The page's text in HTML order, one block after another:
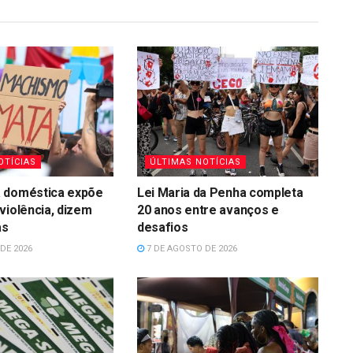
expõe
dizem
2026
ÚLTIMAS NOTÍCIAS
Lei Maria da Penha completa
20 anos entre avanços e
desafios
7 DE AGOSTO DE 2026